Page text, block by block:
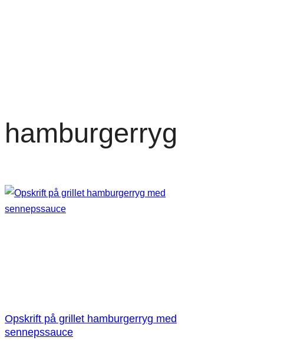
hamburgerryg
Opskrift på grillet hamburgerryg med
sennepssauce